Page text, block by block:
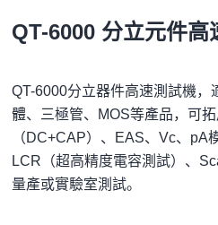
QT-6000 分立元件高
QT-6000分立器件高速測試機，
體、三極管、MOS等產品，可
（DC+CAP）、EAS、Vc、pA
LCR（超高精度電容測試）、
量產或實驗室測試。